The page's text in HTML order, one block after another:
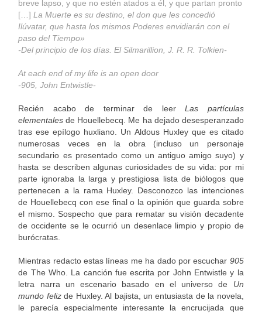
breve lapso, y que no estén atados a él, y que partan pronto
[…]La Muerte es su destino, el don que les concedió
Ilúvatar, que hasta los mismos Poderes envidiarán con el
paso del Tiempo»
-Del principio de los días. El Silmarillion, J. R. R. Tolkien-
At each end of my life is an open door
-905, John Entwistle-
Recién acabo de terminar de leerLas partículas
elementales de Houellebecq. Me ha dejado desesperanzado
tras ese epílogo huxliano. Un Aldous Huxley que es citado
numerosas veces en la obra (incluso un personaje
secundario es presentado como un antiguo amigo suyo) y
hasta se describen algunas curiosidades de su vida: por mi
parte ignoraba la larga y prestigiosa lista de biólogos que
pertenecen a la rama Huxley. Desconozco las intenciones
de Houellebecq con ese final o la opinión que guarda sobre
el mismo. Sospecho que para rematar su visión decadente
de occidente se le ocurrió un desenlace limpio y propio de
burócratas.
Mientras redacto estas líneas me ha dado por escuchar 905
de The Who. La canción fue escrita por John Entwistle y la
letra narra un escenario basado en el universo de Un
mundo felizde Huxley. Al bajista, un entusiasta de la novela,
le parecía especialmente interesante la encrucijada que